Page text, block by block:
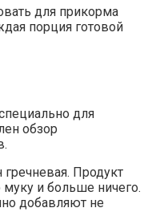
для прикорма
порция готовой
для
обзор
Продукт
и больше ничего.
добавляют не